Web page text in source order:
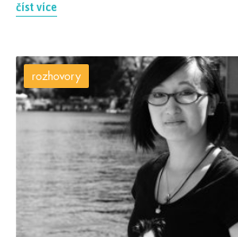
číst více
rozhovory